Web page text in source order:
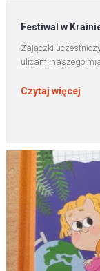
Festiwal w
Zajączki
ulicami naszego
Czytaj więcej